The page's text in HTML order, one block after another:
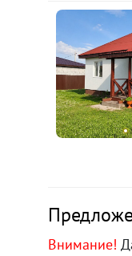
Внимание!